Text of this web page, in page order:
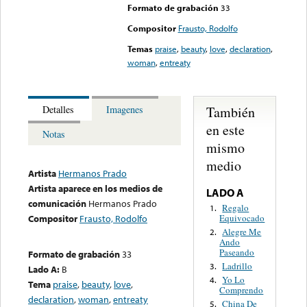
Formato de grabación 33
Compositor Frausto, Rodolfo
Temas praise, beauty, love,declaration,
woman,entreaty
Detalles
Imagenes
Notas
Artista Hermanos Prado
Artista aparece en los medios de
comunicación Hermanos Prado
Compositor Frausto, Rodolfo
Formato de grabación33
Lado A: B
Tema praise, beauty, love,
declaration,woman,entreaty
También
en este
mismo
medio
LADO A
1. Regalo
Equivocado
2. Alegre Me
Ando
Paseando
3. Ladrillo
4. Yo Lo
Comprendo
5. China De